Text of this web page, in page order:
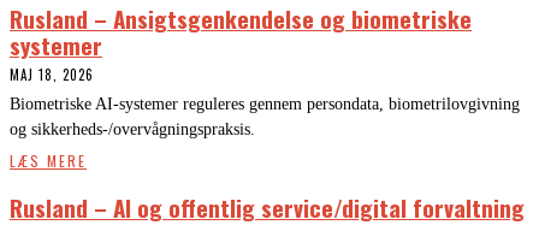
Rusland – Ansigtsgenkendelse og biometriske
systemer
MAJ 18, 2026
Biometriske AI-systemer reguleres gennem persondata, biometrilovgivning
og sikkerheds-/overvågningspraksis.
LÆS MERE
Rusland – AI og offentlig service/digital forvaltning